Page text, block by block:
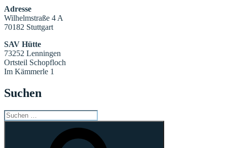
Adresse
Wilhelmstraße 4 A
70182 Stuttgart
SAV Hütte
73252 Lenningen
Ortsteil Schopfloch
Im Kämmerle 1
Suchen
Suchen
nach: